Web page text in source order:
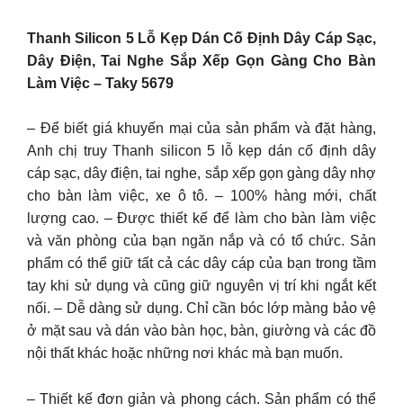
Thanh Silicon 5 Lỗ Kẹp Dán Cố Định Dây Cáp Sạc,
Dây Điện, Tai Nghe Sắp Xếp Gọn Gàng Cho Bàn
Làm Việc – Taky 5679
– Để biết giá khuyến mại của sản phẩm và đặt hàng,
Anh chị truy Thanh silicon 5 lỗ kẹp dán cố định dây
cáp sạc, dây điện, tai nghe, sắp xếp gọn gàng dây nhợ
cho bàn làm việc, xe ô tô. – 100% hàng mới, chất
lượng cao. – Được thiết kế để làm cho bàn làm việc
và văn phòng của bạn ngăn nắp và có tổ chức. Sản
phẩm có thể giữ tất cả các dây cáp của bạn trong tầm
tay khi sử dụng và cũng giữ nguyên vị trí khi ngắt kết
nối. – Dễ dàng sử dụng. Chỉ cần bóc lớp màng bảo vệ
ở mặt sau và dán vào bàn học, bàn, giường và các đồ
nội thất khác hoặc những nơi khác mà bạn muốn.
– Thiết kế đơn giản và phong cách. Sản phẩm có thể